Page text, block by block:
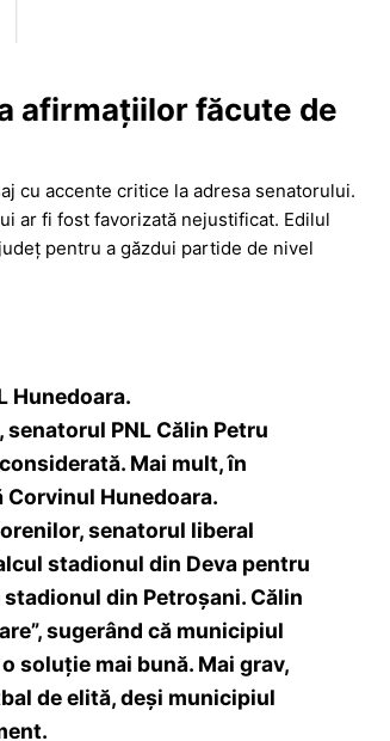
afirmațiilor făcute de
cu accente critice la adresa senatorului.
ar fi fost favorizată nejustificat. Edilul
pentru a găzdui partide de nivel
Hunedoara.
PNL Călin Petru
Mai mult, în
Hunedoara.
senatorul liberal
stadionul din Deva pentru
din Petroșani. Călin
sugerând că municipiul
soluție mai bună. Mai grav,
de elită, deși municipiul